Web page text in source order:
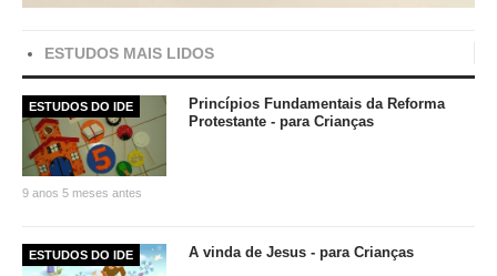
ESTUDOS MAIS LIDOS
ESTUDOS DO IDE
9 anos 5 meses antes
Princípios Fundamentais da Reforma
Protestante - para Crianças
ESTUDOS DO IDE A vinda de Jesus - para Crianças